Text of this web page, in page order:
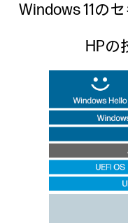
Windows 11の
HPの